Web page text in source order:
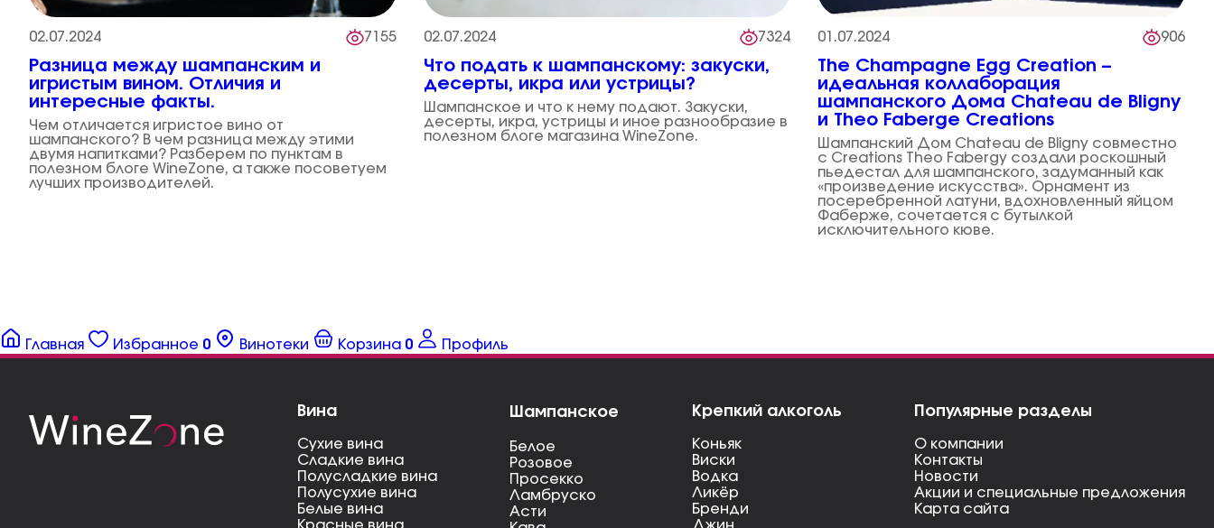
02.07.2024 7155
Разница между шампанским и
игристым вином. Отличия и
интересные факты.
Чем отличается игристое вино от
шампанского? В чем разница между этими
двумя напитками? Разберем по пунктам в
полезном блоге WineZone, а также посоветуем
лучших производителей.
02.07.2024 7324
Что подать к шампанскому: закуски,
десерты, икра или устрицы?
Шампанское и что к нему подают. Закуски,
десерты, икра, устрицы и иное разнообразие в
полезном блоге магазина WineZone.
01.07.2024 906
The Champagne Egg Creation –
идеальная коллаборация
шампанского Дома Chateau de Bligny
и Theo Faberge Creations
Шампанский Дом Chateau de Bligny совместно
с Creations Theo Fabergу создали роскошный
пьедестал для шампанского, задуманный как
«произведение искусства». Орнамент из
посеребренной латуни, вдохновленный яйцом
Фаберже, сочетается с бутылкой
исключительного кюве.
Главная Избранное 0 Винотеки Корзина 0 Профиль
Вина
Сухие вина
Сладкие вина
Полусладкие вина
Полусухие вина
Белые вина
Шампанское
Белое
Розовое
Просекко
Ламбруско
Асти
Крепкий алкоголь
Коньяк
Виски
Водка
Ликёр
Бренди
Популярные разделы
О компании
Контакты
Новости
Акции и специальные предложения
Карта сайта